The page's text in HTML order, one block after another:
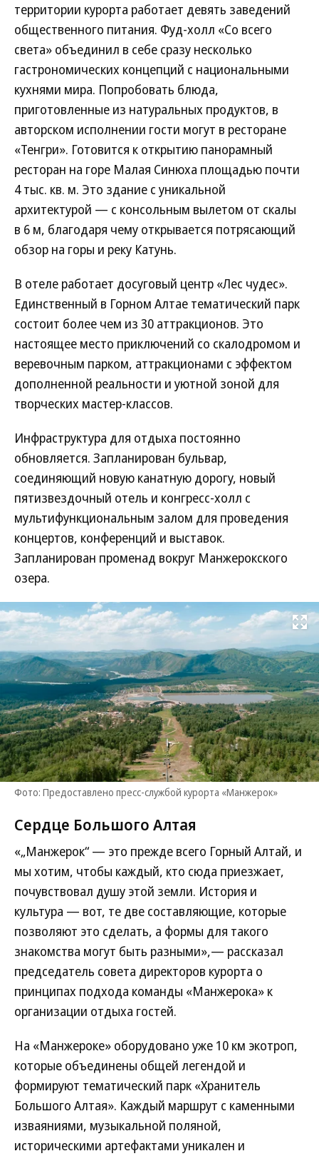
территории курорта работает девять заведений
общественного питания. Фуд-холл «Со всего
света» объединил в себе сразу несколько
гастрономических концепций с национальными
кухнями мира. Попробовать блюда,
приготовленные из натуральных продуктов, в
авторском исполнении гости могут в ресторане
«Тенгри». Готовится к открытию панорамный
ресторан на горе Малая Синюха площадью почти
4 тыс. кв. м. Это здание с уникальной
архитектурой — с консольным вылетом от скалы
в 6 м, благодаря чему открывается потрясающий
обзор на горы и реку Катунь.
В отеле работает досуговый центр «Лес чудес».
Единственный в Горном Алтае тематический парк
состоит более чем из 30 аттракционов. Это
настоящее место приключений со скалодромом и
веревочным парком, аттракционами с эффектом
дополненной реальности и уютной зоной для
творческих мастер-классов.
Инфраструктура для отдыха постоянно
обновляется. Запланирован бульвар,
соединяющий новую канатную дорогу, новый
пятизвездочный отель и конгресс-холл с
мультифункциональным залом для проведения
концертов, конференций и выставок.
Запланирован променад вокруг Манжерокского
озера.
Развернуть
Фото: Предоставлено пресс-службой курорта «Манжерок»
Сердце Большого Алтая
«„Манжерок“ — это прежде всего Горный Алтай, и
мы хотим, чтобы каждый, кто сюда приезжает,
почувствовал душу этой земли. История и
культура — вот, те две составляющие, которые
позволяют это сделать, а формы для такого
знакомства могут быть разными»,— рассказал
председатель совета директоров курорта о
принципах подхода команды «Манжерока» к
организации отдыха гостей.
На «Манжероке» оборудовано уже 10 км экотроп,
которые объединены общей легендой и
формируют тематический парк «Хранитель
Большого Алтая». Каждый маршрут с каменными
изваяниями, музыкальной поляной,
историческими артефактами уникален и